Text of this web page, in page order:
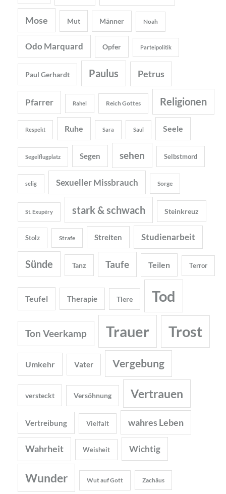
Mose Mut Männer Noah
Odo Marquard Opfer Parteipolitik
Paul Gerhardt Paulus Petrus
Pfarrer Rahel Reich Gottes Religionen
Respekt Ruhe Sara Saul Seele
Segelflugplatz Segen sehen Selbstmord
selig Sexueller Missbrauch Sorge
St. Exupéry stark & schwach Steinkreuz
Stolz Strafe Streiten Studienarbeit
Sünde Tanz Taufe Teilen Terror
Teufel Therapie Tiere Tod
Ton Veerkamp Trauer Trost
Umkehr Vater Vergebung
versteckt Versöhnung Vertrauen
Vertreibung Vielfalt wahres Leben
Wahrheit Weisheit Wichtig
Wunder Wut auf Gott Zachäus